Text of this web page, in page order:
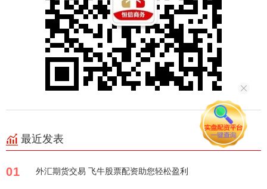
最近发表
01 外汇期货交易 飞牛股票配资助您轻松盈利